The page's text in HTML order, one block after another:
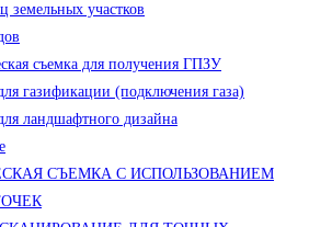
земельных участков
съемка для получения ГПЗУ
газификации (подключения газа)
ландшафтного дизайна
СЪЕМКА С ИСПОЛЬЗОВАНИЕМ